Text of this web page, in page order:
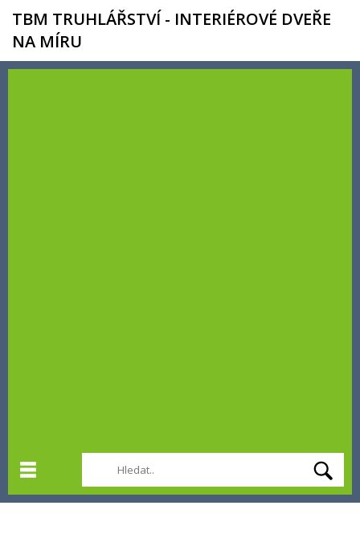
TBM TRUHLÁŘSTVÍ - INTERIÉROVÉ DVEŘE
NA MÍRU